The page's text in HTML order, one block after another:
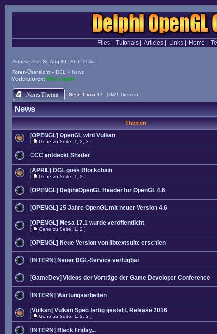
Files| Tutorials| Articles| Links| Home
Aktuelle Zeit: So Aug 09, 2026 11:46
Foren-Übersicht » DGL » News
Moderatoren: DGL-Team
Seite 1 von 17 [ 849 Themen ]
News
Themen
[OPENGL] OpenGL wird Vulkan
[ Gehe zu Seite: 1 2 3 ]
CCC entdeckt Shader
[APRIL] DGL goes Blockchain
[ Gehe zu Seite: 1 2 ]
[OPENGL] Delphi/OpenGL Header für OpenGL 4.6
[OPENGL] 25 Jahre OpenGL mit neuer Version 4.6
[OPENGL] Mesa 17.1 wurde veröffentlicht
[ Gehe zu Seite: 1 2 ]
[OPENGL] Neue Version von libtextsuite erschien
[INTERN] Neuer DGL-Service verfügbar
[GameDev] Videos der Vorträge der Game Developer Conference
[INTERN] Wartungsarbeiten
[Vulkan] Vulkan Spec fertig gestellt, Release 2016
[ Gehe zu Seite: 1 2 3 ]
[INTERN] Black Friday...